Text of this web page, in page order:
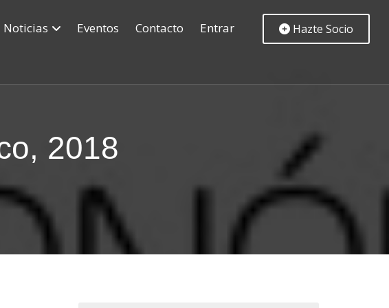
Noticias Eventos Contacto Entrar Hazte Socio
2018